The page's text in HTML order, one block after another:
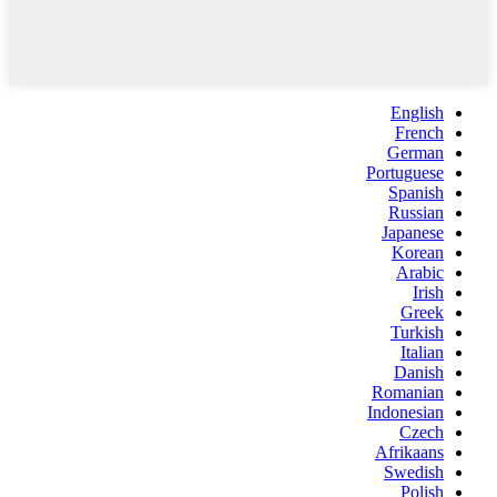
English
French
German
Portuguese
Spanish
Russian
Japanese
Korean
Arabic
Irish
Greek
Turkish
Italian
Danish
Romanian
Indonesian
Czech
Afrikaans
Swedish
Polish